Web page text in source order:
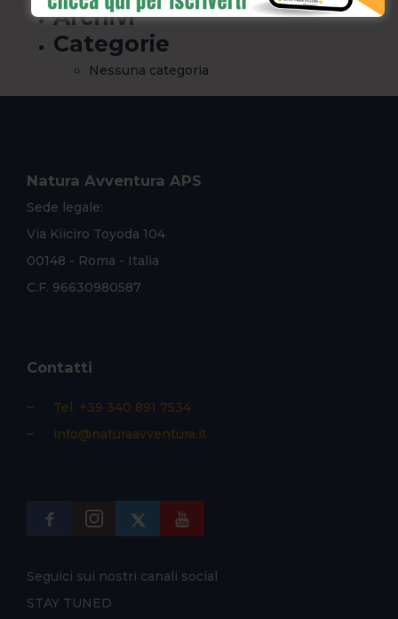
Archivi
Categorie
Nessuna categoria
Natura Avventura APS
Sede legale:
Via Kiiciro Toyoda 104
00148 - Roma - Italia
C.F. 96630980587
Contatti
Tel. +39 340 891 7534
info@naturaavventura.it
Seguici sui nostri canali social
STAY TUNED